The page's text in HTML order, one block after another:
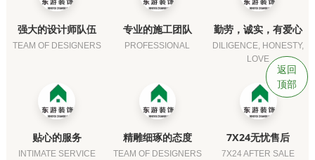
强大的设计师队伍
TEAM OF DESIGNERS
专业的施工团队
PROFESSIONAL
勤劳，诚实，有爱心
DILIGENCE, HONESTY,
LOVE
贴心的服务
INTIMATE SERVICE
精雕细琢的态度
TEAM OF DESIGNERS
7X24无忧售后
7X24 AFTER SALE
返回
顶部